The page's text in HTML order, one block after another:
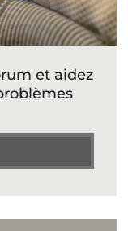
et aidez